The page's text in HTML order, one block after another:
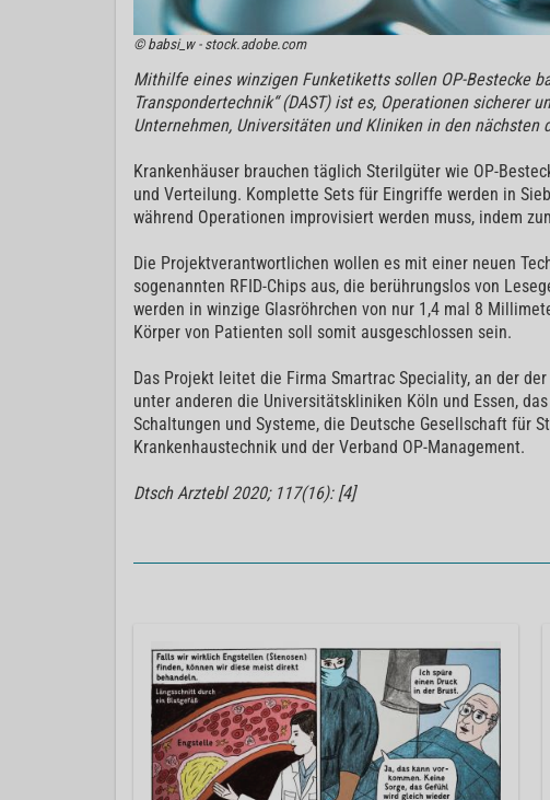
© babsi_w - stock.adobe.com
Mithilfe eines winzigen Funketiketts sollen OP-Bestecke
Transpondertechnik“ (DAST) ist es, Operationen sicherer
Unternehmen, Universitäten und Kliniken in den nächsten
Krankenhäuser brauchen täglich Sterilgüter wie OP-
und Verteilung. Komplette Sets für Eingriffe werden in
während Operationen improvisiert werden muss, indem
Die Projektverantwortlichen wollen es mit einer neuen
sogenannten RFID-Chips aus, die berührungslos von
werden in winzige Glasröhrchen von nur 1,4 mal 8
Körper von Patienten soll somit ausgeschlossen sein.
Das Projekt leitet die Firma Smartrac Speciality, an der
unter anderen die Universitätskliniken Köln und Essen,
Schaltungen und Systeme, die Deutsche Gesellschaft für
Krankenhaustechnik und der Verband OP-Management.
Dtsch Arztebl 2020; 117(16): [4]